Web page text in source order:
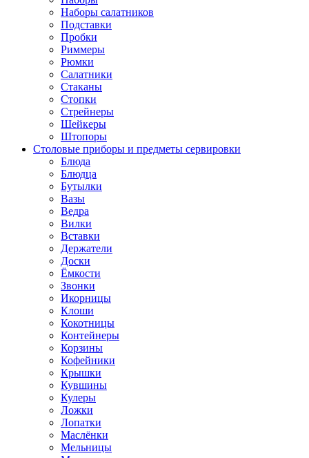
Наборы салатников
Подставки
Пробки
Риммеры
Рюмки
Салатники
Стаканы
Стопки
Стрейнеры
Шейкеры
Штопоры
Столовые приборы и предметы сервировки
Блюда
Блюдца
Бутылки
Вазы
Ведра
Вилки
Вставки
Держатели
Доски
Ёмкости
Звонки
Икорницы
Клоши
Кокотницы
Контейнеры
Корзины
Кофейники
Крышки
Кувшины
Кулеры
Ложки
Лопатки
Маслёнки
Мельницы